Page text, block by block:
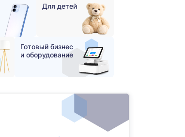
Для детей
Готовый бизнес
и оборудование